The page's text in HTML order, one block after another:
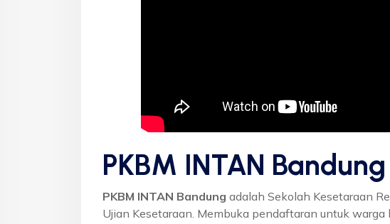
PKBM INTAN
PKBM INTAN Bandung adalah Sekolah Kesetaraan
Ujian Kesetaraan. Membuka pendaftaran untuk